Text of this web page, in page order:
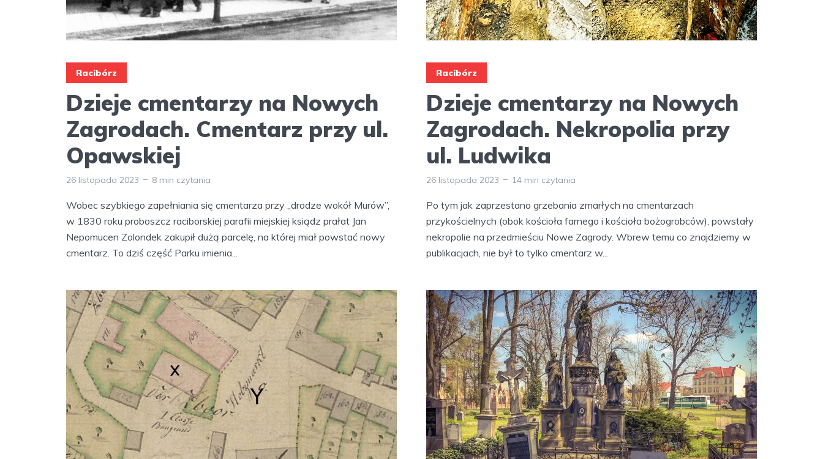
Racibórz
Dzieje cmentarzy na Nowych
Zagrodach. Cmentarz przy ul.
Opawskiej
26 listopada 2023 8 min czytania
Wobec szybkiego zapełniania się cmentarza przy „drodze wokół Murów”,
w 1830 roku proboszcz raciborskiej parafii miejskiej ksiądz prałat Jan
Nepomucen Zolondek zakupił dużą parcelę, na której miał powstać nowy
cmentarz. To dziś część Parku imienia...
Racibórz
Dzieje cmentarzy na Nowych
Zagrodach. Nekropolia przy
ul. Ludwika
26 listopada 2023 14 min czytania
Po tym jak zaprzestano grzebania zmarłych na cmentarzach
przykościelnych (obok kościoła farnego i kościoła bożogrobców), powstały
nekropolie na przedmieściu Nowe Zagrody. Wbrew temu co znajdziemy w
publikacjach, nie był to tylko cmentarz w...